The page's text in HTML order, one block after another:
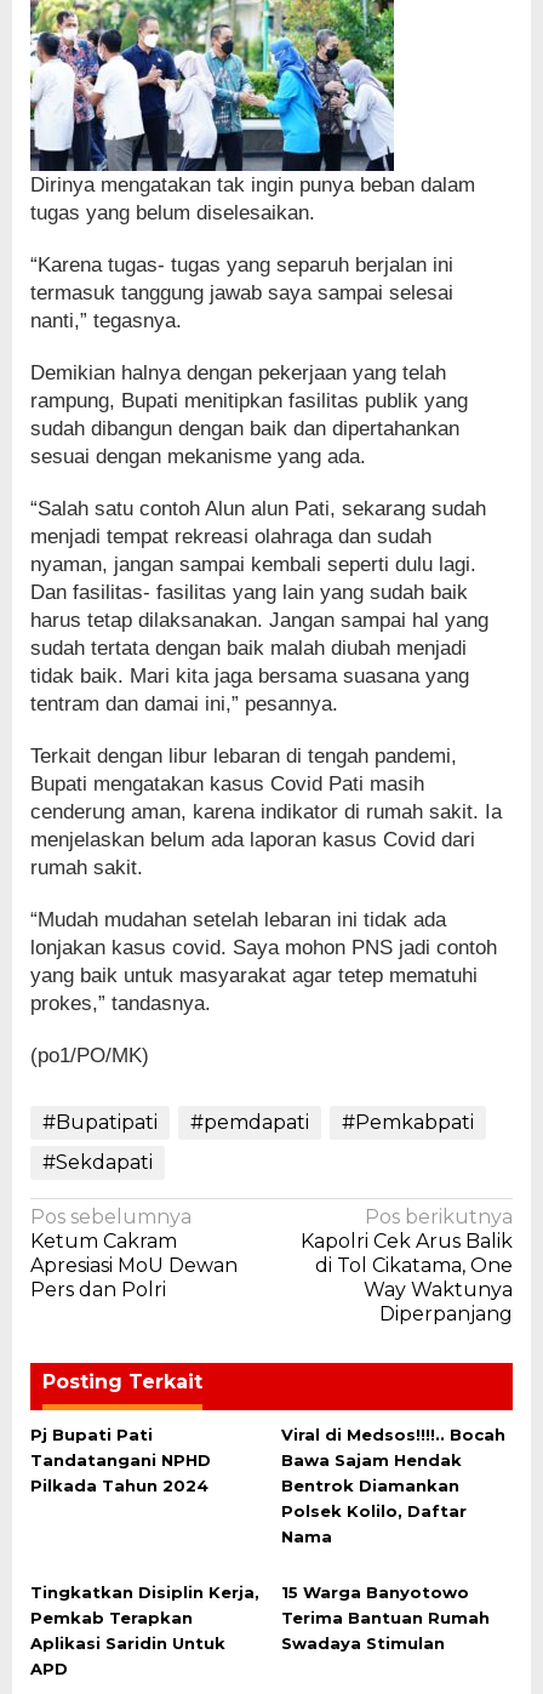
Dirinya mengatakan tak ingin punya beban dalam
tugas yang belum diselesaikan.
“Karena tugas- tugas yang separuh berjalan ini
termasuk tanggung jawab saya sampai selesai
nanti,” tegasnya.
Demikian halnya dengan pekerjaan yang telah
rampung, Bupati menitipkan fasilitas publik yang
sudah dibangun dengan baik dan dipertahankan
sesuai dengan mekanisme yang ada.
“Salah satu contoh Alun alun Pati, sekarang sudah
menjadi tempat rekreasi olahraga dan sudah
nyaman, jangan sampai kembali seperti dulu lagi.
Dan fasilitas- fasilitas yang lain yang sudah baik
harus tetap dilaksanakan. Jangan sampai hal yang
sudah tertata dengan baik malah diubah menjadi
tidak baik. Mari kita jaga bersama suasana yang
tentram dan damai ini,” pesannya.
Terkait dengan libur lebaran di tengah pandemi,
Bupati mengatakan kasus Covid Pati masih
cenderung aman, karena indikator di rumah sakit. Ia
menjelaskan belum ada laporan kasus Covid dari
rumah sakit.
“Mudah mudahan setelah lebaran ini tidak ada
lonjakan kasus covid. Saya mohon PNS jadi contoh
yang baik untuk masyarakat agar tetep mematuhi
prokes,” tandasnya.
(po1/PO/MK)
#Bupatipati #pemdapati
#Pemkabpati
#Sekdapati
Navigasi
pos
Pos sebelumnya
Ketum Cakram
Apresiasi MoU Dewan
Pers dan Polri
Pos berikutnya
Kapolri Cek Arus Balik
di Tol Cikatama, One
Way Waktunya
Diperpanjang
Posting Terkait
Pj Bupati Pati
Tandatangani NPHD
Pilkada Tahun 2024
Viral di Medsos!!!!.. Bocah
Bawa Sajam Hendak
Bentrok Diamankan
Polsek Kolilo, Daftar
Nama
Tingkatkan Disiplin Kerja,
Pemkab Terapkan
Aplikasi Saridin Untuk
APD
15 Warga Banyotowo
Terima Bantuan Rumah
Swadaya Stimulan